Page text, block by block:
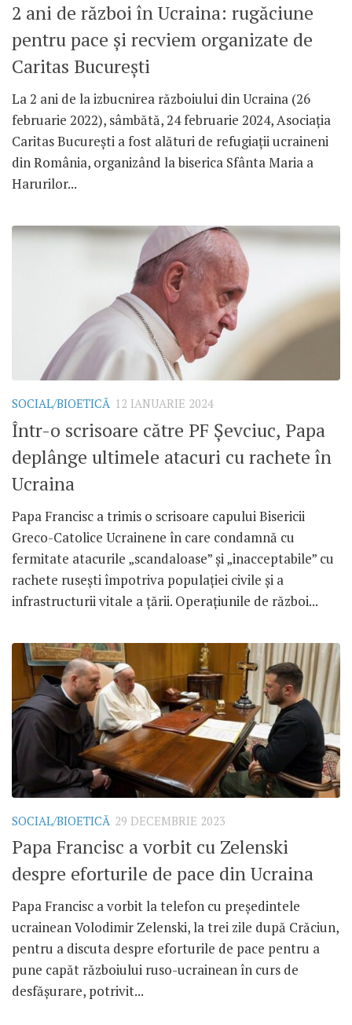
2 ani de război în Ucraina: rugăciune
pentru pace și recviem organizate de
Caritas București
La 2 ani de la izbucnirea războiului din Ucraina (26
februarie 2022), sâmbătă, 24 februarie 2024, Asociația
Caritas București a fost alături de refugiații ucraineni
din România, organizând la biserica Sfânta Maria a
Harurilor...
SOCIAL/BIOETICĂ 12 IANUARIE 2024
Într-o scrisoare către PF Șevciuc, Papa
deplânge ultimele atacuri cu rachete în
Ucraina
Papa Francisc a trimis o scrisoare capului Bisericii
Greco-Catolice Ucrainene în care condamnă cu
fermitate atacurile „scandaloase” și „inacceptabile” cu
rachete rusești împotriva populației civile și a
infrastructurii vitale a țării. Operațiunile de război...
SOCIAL/BIOETICĂ 29 DECEMBRIE 2023
Papa Francisc a vorbit cu Zelenski
despre eforturile de pace din Ucraina
Papa Francisc a vorbit la telefon cu președintele
ucrainean Volodimir Zelenski, la trei zile după Crăciun,
pentru a discuta despre eforturile de pace pentru a
pune capăt războiului ruso-ucrainean în curs de
desfășurare, potrivit...